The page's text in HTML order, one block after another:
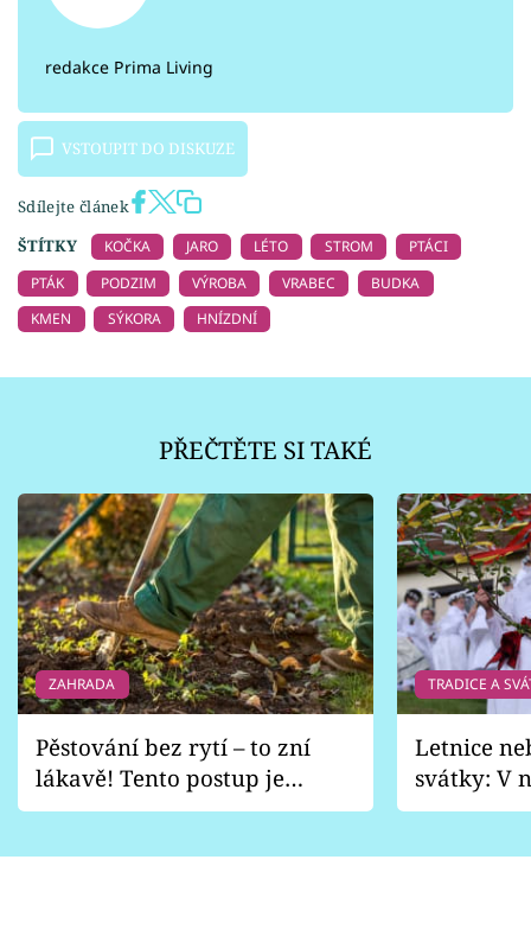
redakce Prima Living
VSTOUPIT DO DISKUZE
Sdílejte článek
ŠTÍTKY
KOČKA JARO LÉTO STROM
PTÁCI
PTÁK
PODZIM VÝROBA VRABEC
BUDKA
KMEN
SÝKORA HNÍZDNÍ
PŘEČTĚTE SI TAKÉ
ZAHRADA
Pěstování bez rytí – to zní
lákavě! Tento postup je
vhodný jen pro některé
TRADICE A
Letnice
svátky: V
pondělí